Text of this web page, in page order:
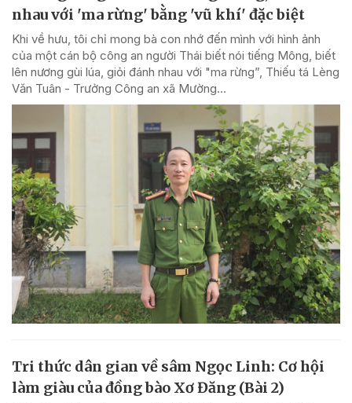
nhau với 'ma rừng' bằng 'vũ khí' đặc biệt
Khi về hưu, tôi chỉ mong bà con nhớ đến mình với hình ảnh
của một cán bộ công an người Thái biết nói tiếng Mông, biết
lên nương gùi lúa, giỏi đánh nhau với "ma rừng”, Thiếu tá Lèng
Văn Tuân - Trưởng Công an xã Mường...
Tri thức dân gian về sâm Ngọc Linh: Cơ hội
làm giàu của đồng bào Xơ Đăng (Bài 2)